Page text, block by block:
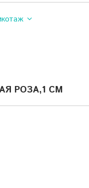
РОЗА,1 СМ